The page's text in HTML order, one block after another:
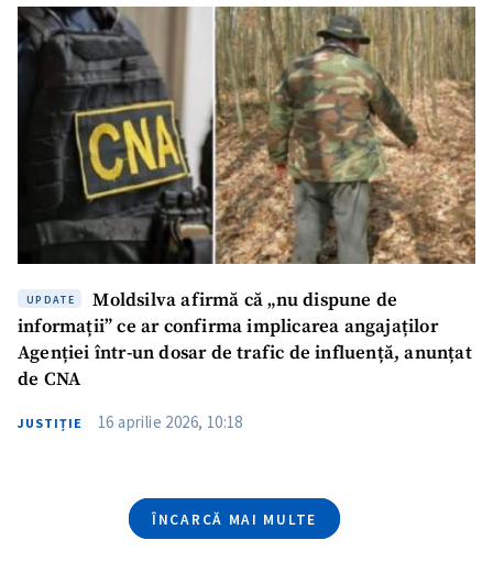
UPDATE
Moldsilva afirmă că „nu dispune de
informații” ce ar confirma implicarea angajaților
Agenției într-un dosar de trafic de influență, anunțat
de CNA
JUSTIȚIE 16 aprilie 2026, 10:18
ÎNCARCĂ MAI MULTE
Email+ Emailul meu
Telefon
+ Telefon personal
Am citit și sunt de
acord cupolitica de
confidențialitate.
TRIMITE ȘTIREA